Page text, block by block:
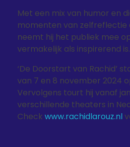
Met een mix van humor en
momenten van zelfreflectie
neemt hij het publiek mee
vermakelijk als inspirerend is.
‘De Doorstart van Rachid’
van 7 en 8 november 2024
Vervolgens tourt hij vanaf
verschillende theaters in
Check www.rachidlarouz.nl